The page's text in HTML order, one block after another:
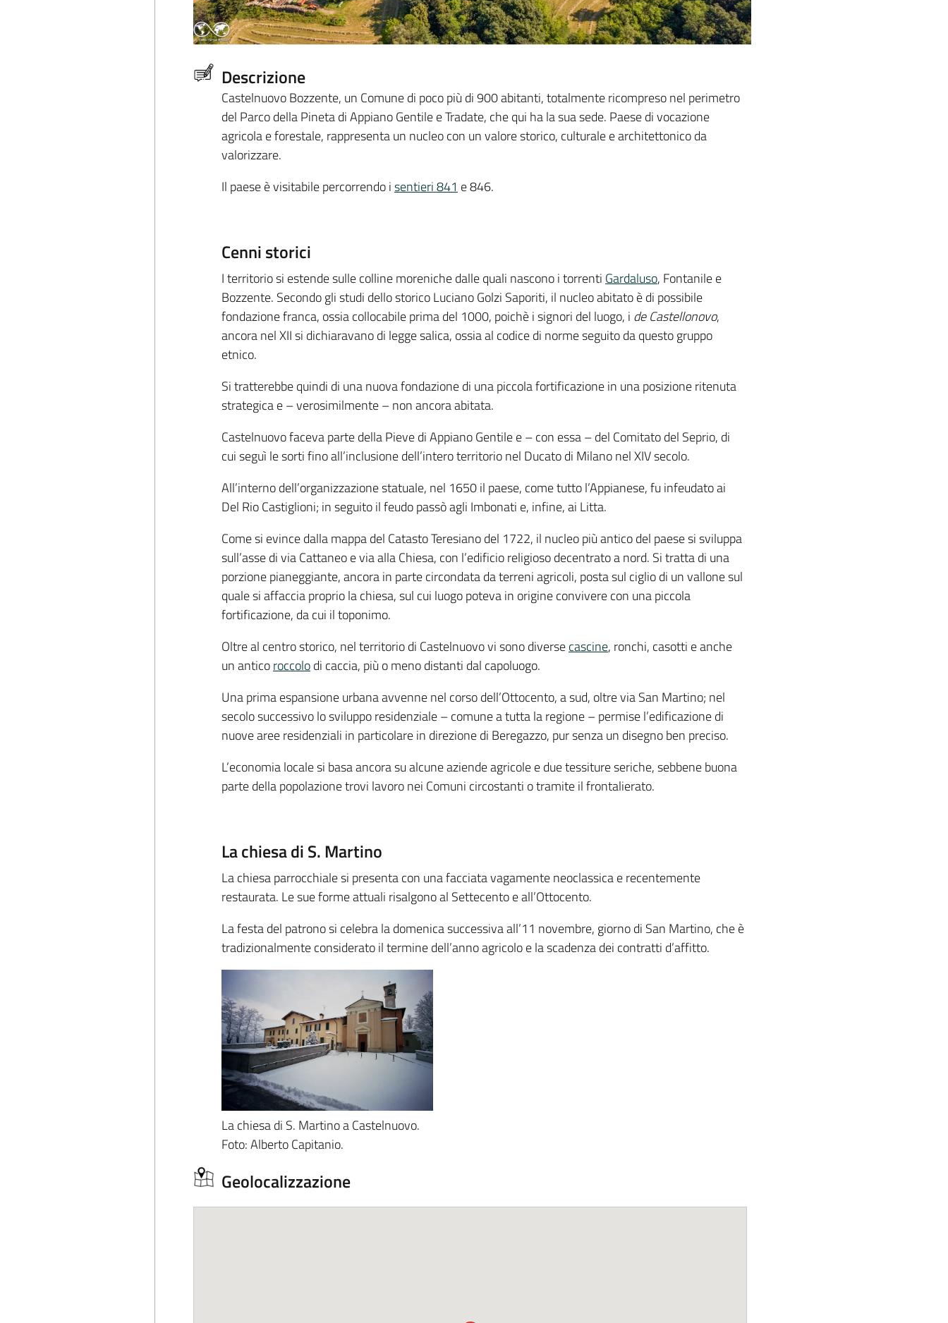
Descrizione
Castelnuovo Bozzente, un Comune di poco più di 900 abitanti, totalmente ricompreso nel perimetro
del Parco della Pineta di Appiano Gentile e Tradate, che qui ha la sua sede. Paese di vocazione
agricola e forestale, rappresenta un nucleo con un valore storico, culturale e architettonico da
valorizzare.
Il paese è visitabile percorrendo isentieri 841 e 846.
Cenni storici
I territorio si estende sulle colline moreniche dalle quali nascono i torrenti Gardaluso, Fontanile e
Bozzente. Secondo gli studi dello storico Luciano Golzi Saporiti, il nucleo abitato è di possibile
fondazione franca, ossia collocabile prima del 1000, poichè i signori del luogo, i de Castellonovo,
ancora nel XII si dichiaravano di legge salica, ossia al codice di norme seguito da questo gruppo
etnico.
Si tratterebbe quindi di una nuova fondazione di una piccola fortificazione in una posizione ritenuta
strategica e – verosimilmente – non ancora abitata.
Castelnuovo faceva parte della Pieve di Appiano Gentile e – con essa – del Comitato del Seprio, di
cui seguì le sorti fino all’inclusione dell’intero territorio nel Ducato di Milano nel XIV secolo.
All’interno dell’organizzazione statuale, nel 1650 il paese, come tutto l’Appianese, fu infeudato ai
Del Rio Castiglioni; in seguito il feudo passò agli Imbonati e, infine, ai Litta.
Come si evince dalla mappa del Catasto Teresiano del 1722, il nucleo più antico del paese si sviluppa
sull’asse di via Cattaneo e via alla Chiesa, con l’edificio religioso decentrato a nord. Si tratta di una
porzione pianeggiante, ancora in parte circondata da terreni agricoli, posta sul ciglio di un vallone sul
quale si affaccia proprio la chiesa, sul cui luogo poteva in origine convivere con una piccola
fortificazione, da cui il toponimo.
Oltre al centro storico, nel territorio di Castelnuovo vi sono diversecascine, ronchi, casotti e anche
un anticoroccolodi caccia, più o meno distanti dal capoluogo.
Una prima espansione urbana avvenne nel corso dell’Ottocento, a sud, oltre via San Martino; nel
secolo successivo lo sviluppo residenziale – comune a tutta la regione – permise l’edificazione di
nuove aree residenziali in particolare in direzione di Beregazzo, pur senza un disegno ben preciso.
L’economia locale si basa ancora su alcune aziende agricole e due tessiture seriche, sebbene buona
parte della popolazione trovi lavoro nei Comuni circostanti o tramite il frontalierato.
La chiesa di S. Martino
La chiesa parrocchiale si presenta con una facciata vagamente neoclassica e recentemente
restaurata. Le sue forme attuali risalgono al Settecento e all’Ottocento.
La festa del patrono si celebra la domenica successiva all’11 novembre, giorno di San Martino, che è
tradizionalmente considerato il termine dell’anno agricolo e la scadenza dei contratti d’affitto.
La chiesa di S. Martino a Castelnuovo.
Foto: Alberto Capitanio.
Geolocalizzazione